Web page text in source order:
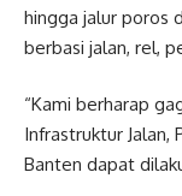
hingga jalur poros
berbasi jalan, rel,
“Kami berharap
Infrastruktur Jalan,
Banten dapat